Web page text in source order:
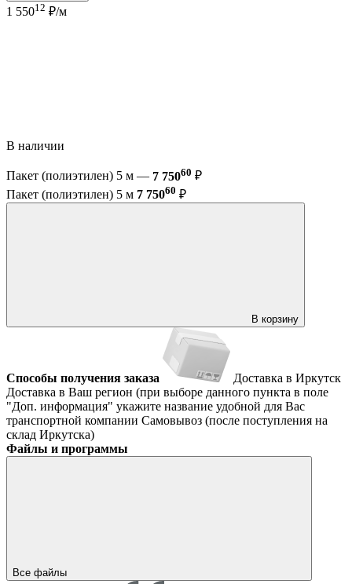
1 55012 ₽/м
В наличии
Пакет (полиэтилен) 5 м — 7 75060 ₽
Пакет (полиэтилен) 5 м 7 75060 ₽
В корзину
Способы получения заказа
Доставка в Иркутск
Доставка в Ваш регион (при выборе данного пункта в поле
"Доп. информация" укажите название удобной для Вас
транспортной компании Самовывоз (после поступления на
склад Иркутска)
Файлы и программы
Все файлы